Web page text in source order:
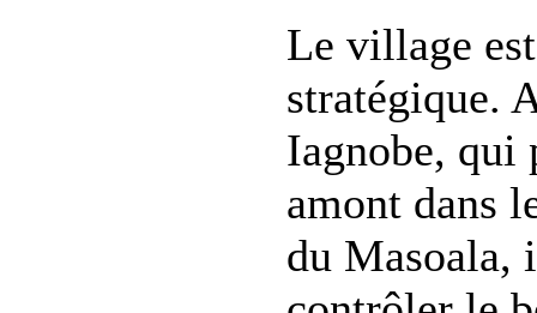
Le village
stratégique.
Iagnobe, qui
amont dans
du Masoala,